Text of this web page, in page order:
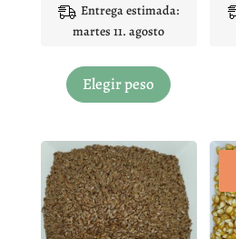
Entrega estimada:
martes 11. agosto
Elegir peso
producto
variantes.
Las
opciones
se
pueden